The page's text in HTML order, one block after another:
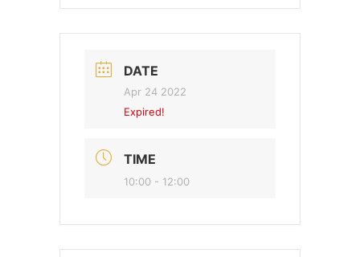
DATE
Apr 24 2022
Expired!
TIME
10:00 - 12:00